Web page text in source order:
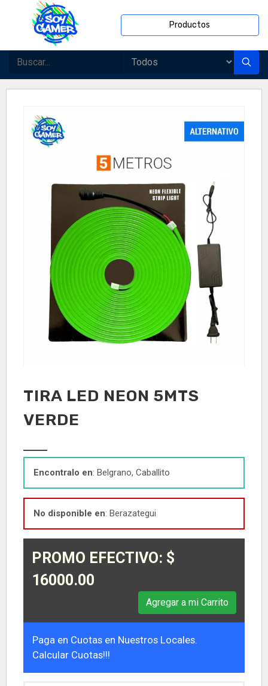
Productos
TIRA LED NEON 5MTS
VERDE
Encontralo en: Belgrano, Caballito
No disponible en: Berazategui
PROMO EFECTIVO: $
16000.00
Agregar a mi Carrito
Paga en Cuotas en Nuestros Locales.
Calcular Cuotas!!!